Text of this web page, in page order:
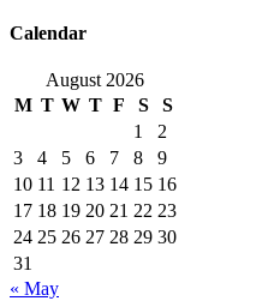
Calendar
August 2026
M T W T F S
S
1
2
3
4 5 6 7 8
9
10 11 12 13 14 15 16
17 18 19 20 21 22 23
24 25 26 27 28 29 30
31
« May